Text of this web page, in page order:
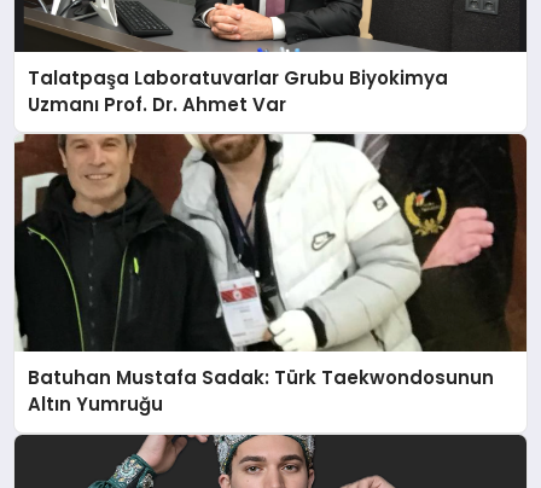
Talatpaşa Laboratuvarlar Grubu Biyokimya
Uzmanı Prof. Dr. Ahmet Var
Batuhan Mustafa Sadak: Türk Taekwondosunun
Altın Yumruğu